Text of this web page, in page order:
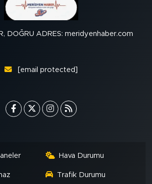
DOĞRU ADRES: meridyenhaber.com
[email protected]
Hava Durumu
Trafik Durumu